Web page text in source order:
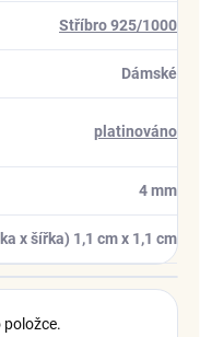
Stříbro 925/1000
Dámské
platinováno
4 mm
x šířka) 1,1 cm x 1,1 cm
položce.